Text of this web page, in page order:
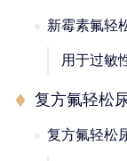
新霉素氟轻
用于过敏
复方氟轻松
复方氟轻松